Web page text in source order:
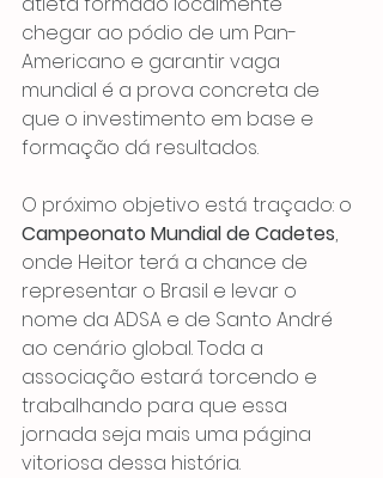
chegar ao pódio de um Pan-
Americano e garantir vaga
mundial é a prova concreta de
que o investimento em base e
formação dá resultados.
O próximo objetivo está traçado: o
Campeonato Mundial de Cadetes,
onde Heitor terá a chance de
representar o Brasil e levar o
nome da ADSA e de Santo André
ao cenário global. Toda a
associação estará torcendo e
trabalhando para que essa
jornada seja mais uma página
vitoriosa dessa história.